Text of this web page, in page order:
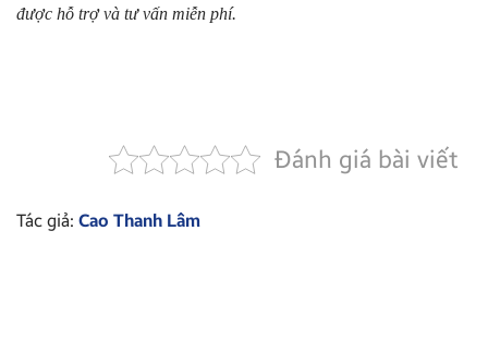
được hỗ trợ và tư vấn miễn phí.
Đánh giá bài viết
Tác giả: Cao Thanh Lâm